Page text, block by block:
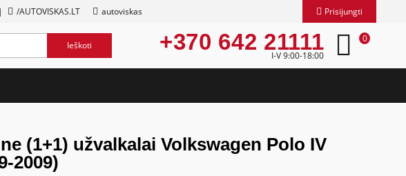
| /AUTOVISKAS.LT autoviskas Prisijungti
Ieškoti +370 642 21111
I-V 9:00-18:00
0
(1+1) užvalkalai Volkswagen Polo IV
2009)